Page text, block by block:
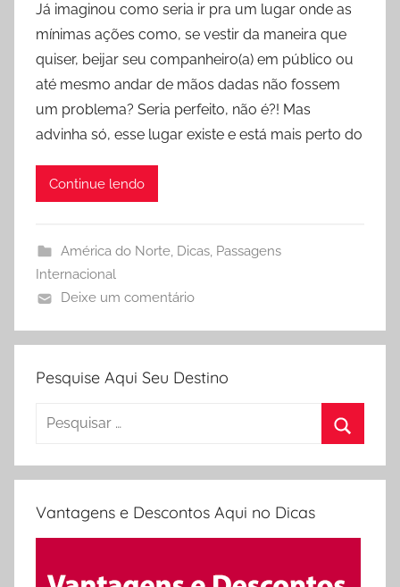
r
R
o
d
r
i
Já imaginou como seria ir pra um lugar onde as
mínimas ações como, se vestir da maneira que
quiser, beijar seu companheiro(a) em público ou
até mesmo andar de mãos dadas não fossem
um problema? Seria perfeito, não é?! Mas
advinha só, esse lugar existe e está mais perto do
Continue lendo
América do Norte, Dicas, Passagens
Internacional
Deixe um comentário
Pesquise Aqui Seu Destino
Pesquisar
Vantagens e Descontos Aqui no Dicas